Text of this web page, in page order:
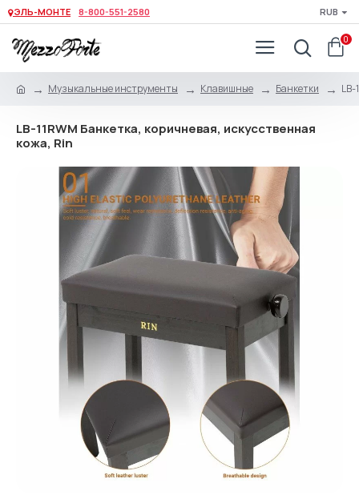
ЭЛЬ-МОНТЕ 8-800-551-2580 RUB
0
Музыкальные инструменты Клавишные Банкетки LB-
LB-11RWM Банкетка, коричневая, искусственная
кожа, Rin